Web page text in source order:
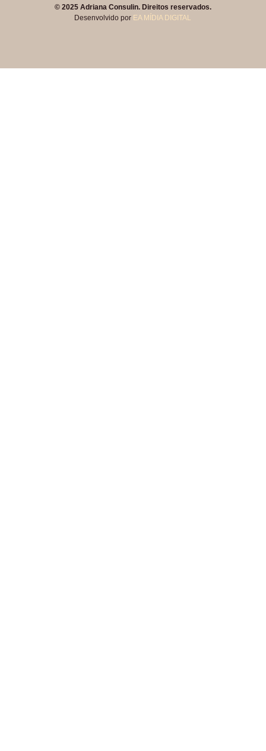
© 2025 Adriana Consulin. Direitos reservados.
Desenvolvido por EA MÍDIA DIGITAL